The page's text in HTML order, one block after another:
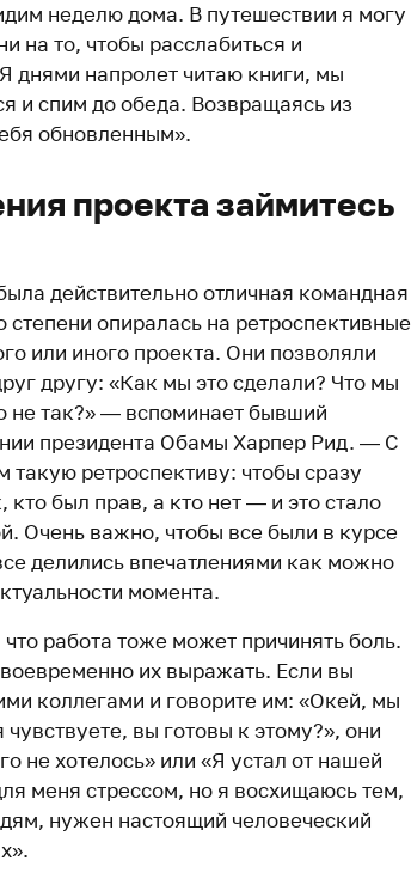
неделю дома. В путешествии я могу
на то, чтобы расслабиться и
днями напролет читаю книги, мы
и спим до обеда. Возвращаясь из
обновленным».
проекта займитесь
действительно отличная командная
опиралась на ретроспективные
или иного проекта. Они позволяли
другу: «Как мы это сделали? Что мы
не так?» — вспоминает бывший
президента Обамы Харпер Рид. — С
такую ретроспективу: чтобы сразу
был прав, а кто нет — и это стало
Очень важно, чтобы все были в курсе
делились впечатлениями как можно
момента.
работа тоже может причинять боль.
их выражать. Если вы
коллегами и говорите им: «Окей, мы
вы готовы к этому?», они
не хотелось» или «Я устал от нашей
меня стрессом, но я восхищаюсь тем,
нужен настоящий человеческий